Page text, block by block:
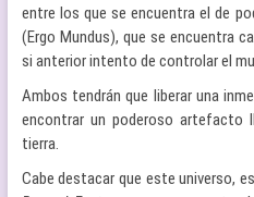
entre los que se encuentra el de
(Ergo Mundus), que se encuentra
si anterior intento de controlar el
Ambos tendrán que liberar una
encontrar un poderoso artefacto
tierra.
Cabe destacar que este universo,